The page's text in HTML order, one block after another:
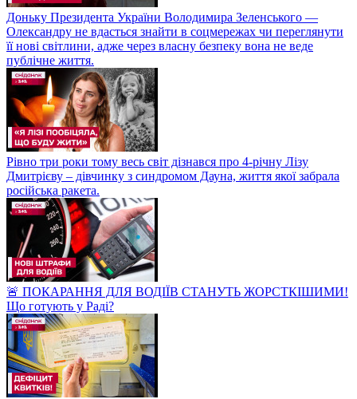
Доньку Президента України Володимира Зеленського —
Олександру не вдасться знайти в соцмережах чи переглянути
її нові світлини, адже через власну безпеку вона не веде
публічне життя.
Рівно три роки тому весь світ дізнався про 4-річну Лізу
Дмитрієву – дівчинку з синдромом Дауна, життя якої забрала
російська ракета.
🚨 ПОКАРАННЯ ДЛЯ ВОДІЇВ СТАНУТЬ ЖОРСТКІШИМИ!
Що готують у Раді?